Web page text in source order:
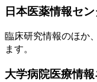
日本医薬情報セ
臨床研究情報のほか
ます。
大学病院医療情